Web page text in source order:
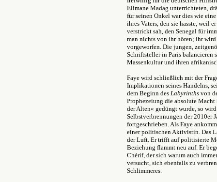
Elimane Madag unterrichteten,
für seinen Onkel war dies wie
ihres Vaters, den sie hasste, weil
verstrickt sah, den Senegal für
man nichts von ihr hören; ihr
vorgeworfen. Die jungen,
Schriftsteller in Paris balancieren
Massenkultur und ihren
Faye wird schließlich mit der
Implikationen seines Handelns,
dem Beginn des Labyrinths von
Prophezeiung die absolute
der Alten« gedüngt wurde, so
Selbstverbrennungen der 2010er
fortgeschrieben. Als Faye
einer politischen Aktivistin. Das
der Luft. Er trifft auf politisierte
Beziehung flammt neu auf. Er
Chérif, der sich warum auch
versucht, sich ebenfalls zu
Schlimmeres.